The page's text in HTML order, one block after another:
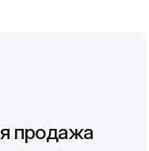
продажа